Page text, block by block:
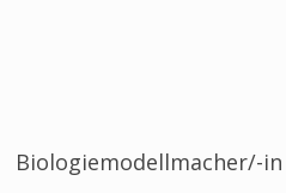
Biologiemodellmacher/-in